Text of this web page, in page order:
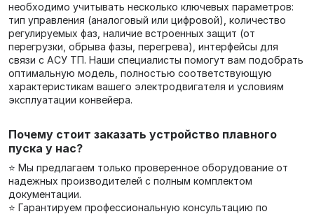
необходимо учитывать несколько ключевых параметров:
тип управления (аналоговый или цифровой), количество
регулируемых фаз, наличие встроенных защит (от
перегрузки, обрыва фазы, перегрева), интерфейсы для
связи с АСУ ТП. Наши специалисты помогут вам подобрать
оптимальную модель, полностью соответствующую
характеристикам вашего электродвигателя и условиям
эксплуатации конвейера.
Почему стоит заказать устройство плавного
пуска у нас?
⭐ Мы предлагаем только проверенное оборудование от
надежных производителей с полным комплектом
документации.
⭐ Гарантируем профессиональную консультацию по